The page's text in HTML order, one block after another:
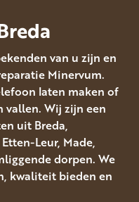
van u zijn en
Minervum.
laten maken of
vallen. Wij zijn een
uit Breda,
Leur, Made,
dorpen. We
kwaliteit bieden en